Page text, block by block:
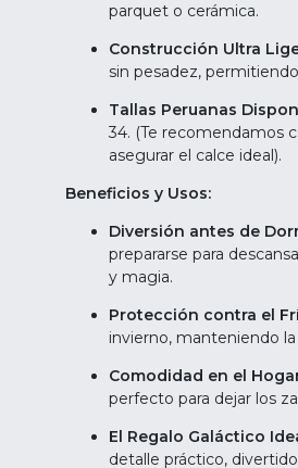
parquet o cerámica.
Construcción Ultra
sin pesadez,
Tallas Peruanas
34. (Te recomendamos
asegurar el calce ideal).
Beneficios y Usos:
Diversión antes de
prepararse para
y magia.
Protección contra el
invierno, manteniendo
Comodidad en el
perfecto para dejar los
El Regalo Galáctico
detalle práctico,